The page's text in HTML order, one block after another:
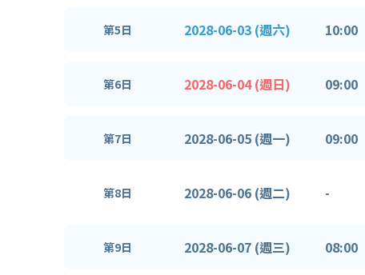
第5日 2028-06-03 (週六) 10:00
第6日 2028-06-04 (週日) 09:00
第7日 2028-06-05 (週一) 09:00
第8日 2028-06-06 (週二) -
第9日 2028-06-07 (週三) 08:00